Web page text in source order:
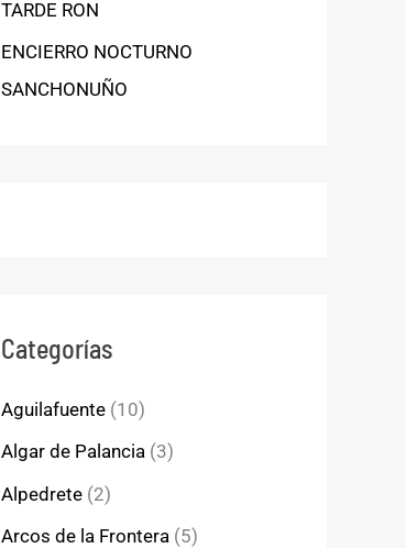
TARDE RON
ENCIERRO NOCTURNO
SANCHONUÑO
Categorías
Aguilafuente (10)
Algar de Palancia (3)
Alpedrete (2)
Arcos de la Frontera (5)